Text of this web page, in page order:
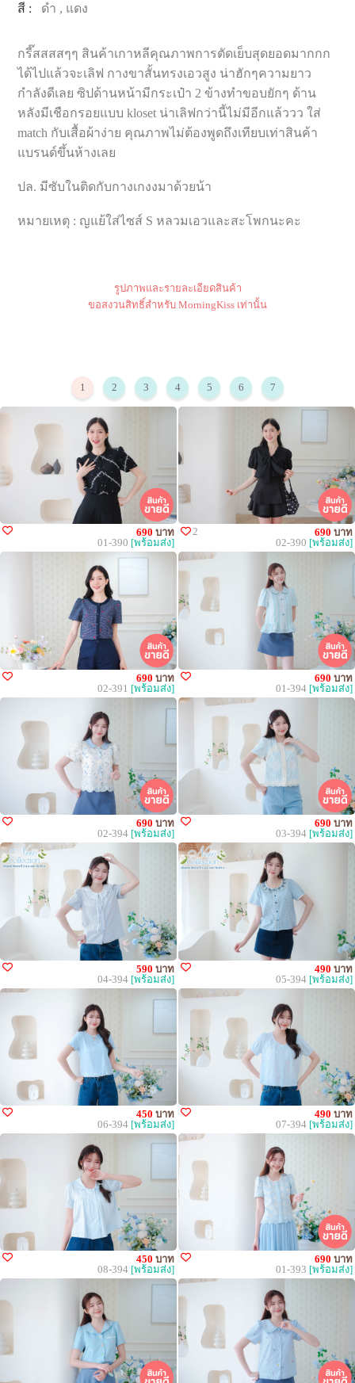
สี : ดำ , แดง
กรี๊สสสสๆๆ สินค้าเกาหลีคุณภาพการตัดเย็บสุดยอดมากกก
ได้ไปแล้วจะเลิฟ กางขาสั้นทรงเอวสูง น่าฮักๆความยาว
กำลังดีเลย ซิปด้านหน้ามีกระเป๋า 2 ข้างทำขอบยักๆ ด้าน
หลังมีเชือกรอยแบบ kloset น่าเลิฟกว่านี้ไม่มีอีกแล้ววว ใส่
match กับเสื้อผ้าง่าย คุณภาพไม่ต้องพูดถึงเทียบเท่าสินค้า
แบรนด์ขึ้นห้างเลย
ปล. มีซับในติดกับกางเกงงมาด้วยน้า
หมายเหตุ : ญแย้ใส่ไซส์ S หลวมเอวและสะโพกนะคะ
รูปภาพและรายละเอียดสินค้า
ขอสงวนสิทธิ์สำหรับ MorningKiss เท่านั้น
1 2 3 4 5 6 7
690 บาท
01-390 [พร้อมส่ง]
2 690 บาท
02-390 [พร้อมส่ง]
690 บาท
02-391 [พร้อมส่ง]
690 บาท
01-394 [พร้อมส่ง]
690 บาท
02-394 [พร้อมส่ง]
690 บาท
03-394 [พร้อมส่ง]
590 บาท
04-394 [พร้อมส่ง]
490 บาท
05-394 [พร้อมส่ง]
450 บาท
06-394 [พร้อมส่ง]
490 บาท
07-394 [พร้อมส่ง]
450 บาท
08-394 [พร้อมส่ง]
690 บาท
01-393 [พร้อมส่ง]